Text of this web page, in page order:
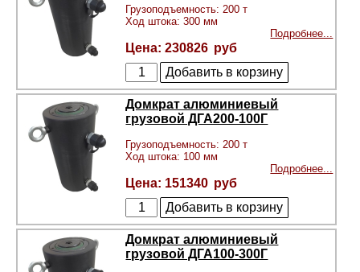
Грузоподъемность: 200 т
Ход штока: 300 мм
Подробнее...
230826
Домкрат алюминиевый
грузовой ДГА200-100Г
Грузоподъемность: 200 т
Ход штока: 100 мм
Подробнее...
151340
Домкрат алюминиевый
грузовой ДГА100-300Г